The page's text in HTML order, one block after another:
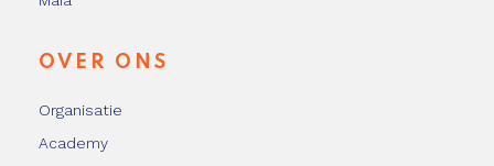
OVER ONS
Organisatie
Academy